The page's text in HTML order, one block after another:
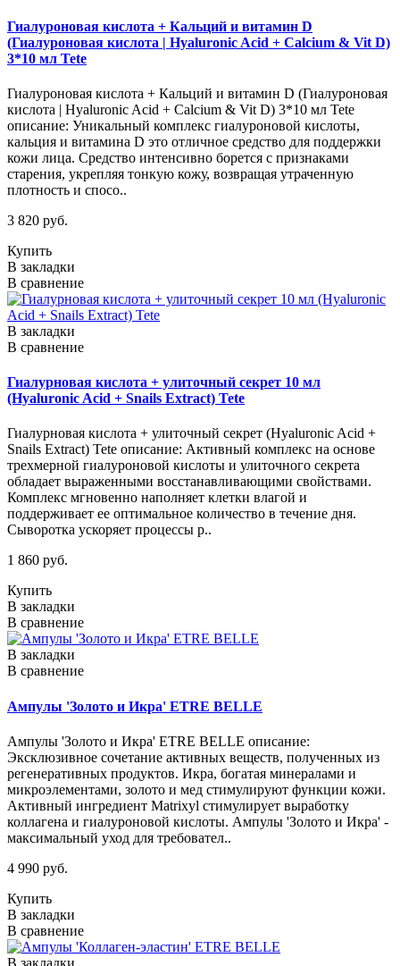
Гиалуроновая кислота + Кальций и витамин D
(Гиалуроновая кислота | Hyaluronic Acid + Calcium & Vit D)
3*10 мл Tete
Гиалуроновая кислота + Кальций и витамин D (Гиалуроновая
кислота | Hyaluronic Acid + Calcium & Vit D) 3*10 мл Tete
описание: Уникальный комплекс гиалуроновой кислоты,
кальция и витамина D это отличное средство для поддержки
кожи лица. Средство интенсивно борется с признаками
старения, укрепляя тонкую кожу, возвращая утраченную
плотность и спосо..
3 820 руб.
Купить
В закладки
В сравнение
В закладки
В сравнение
Гиалурновая кислота + улиточный секрет 10 мл
(Hyaluronic Acid + Snails Extract) Tete
Гиалурновая кислота + улиточный секрет (Hyaluronic Acid +
Snails Extract) Tete описание: Активный комплекс на основе
трехмерной гиалуроновой кислоты и улиточного секрета
обладает выраженными восстанавливающими свойствами.
Комплекс мгновенно наполняет клетки влагой и
поддерживает ее оптимальное количество в течение дня.
Сыворотка ускоряет процессы р..
1 860 руб.
Купить
В закладки
В сравнение
В закладки
В сравнение
Ампулы 'Золото и Икра' ETRE BELLE
Ампулы 'Золото и Икра' ETRE BELLE описание:
Эксклюзивное сочетание активных веществ, полученных из
регенеративных продуктов. Икра, богатая минералами и
микроэлементами, золото и мед стимулируют функции кожи.
Активный ингредиент Matrixyl стимулирует выработку
коллагена и гиалуроновой кислоты. Ампулы 'Золото и Икра' -
максимальный уход для требовател..
4 990 руб.
Купить
В закладки
В сравнение
В закладки